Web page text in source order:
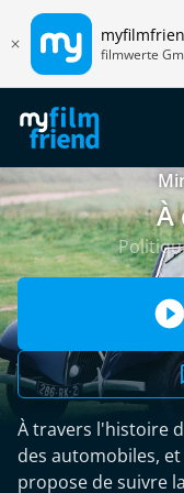
filmwerte
À
À travers l'histoire
des automobiles,
propose de suivre